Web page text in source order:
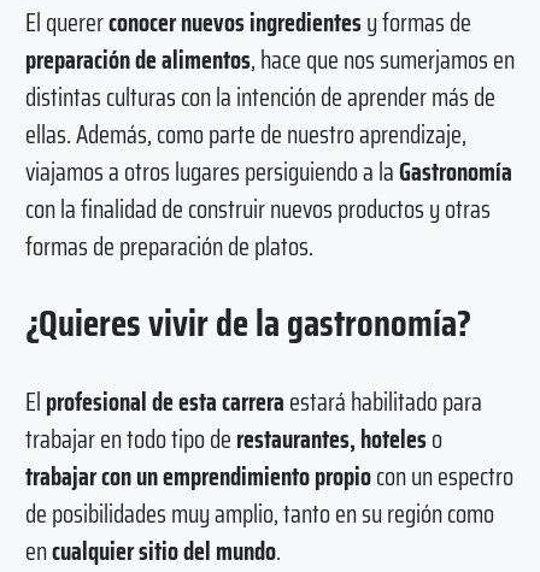
El quererconocer nuevos ingredientesy formas de
preparación de alimentos, hace que nos sumerjamos en
distintas culturas con la intención de aprender más de
ellas. Además, como parte de nuestro aprendizaje,
viajamos a otros lugares persiguiendo a laGastronomía
con la finalidad de construir nuevos productos y otras
formas de preparación de platos.
¿Quieres vivir de la gastronomía?
Elprofesional de esta carreraestará habilitado para
trabajar en todo tipo derestaurantes, hoteleso
trabajar con un emprendimiento propiocon un espectro
de posibilidades muy amplio, tanto en su región como
encualquier sitio del mundo.